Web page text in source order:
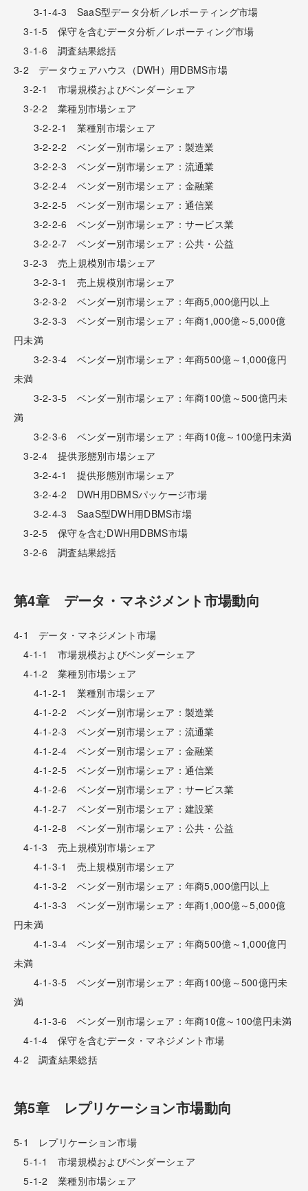
3-1-4-3 SaaS型データ分析／レポーティング市場
3-1-5 保守を含むデータ分析／レポーティング市場
3-1-6 調査結果総括
3-2 データウェアハウス（DWH）用DBMS市場
3-2-1 市場規模およびベンダーシェア
3-2-2 業種別市場シェア
3-2-2-1 業種別市場シェア
3-2-2-2 ベンダー別市場シェア：製造業
3-2-2-3 ベンダー別市場シェア：流通業
3-2-2-4 ベンダー別市場シェア：金融業
3-2-2-5 ベンダー別市場シェア：通信業
3-2-2-6 ベンダー別市場シェア：サービス業
3-2-2-7 ベンダー別市場シェア：公共・公益
3-2-3 売上規模別市場シェア
3-2-3-1 売上規模別市場シェア
3-2-3-2 ベンダー別市場シェア：年商5,000億円以上
3-2-3-3 ベンダー別市場シェア：年商1,000億～5,000億
円未満
3-2-3-4 ベンダー別市場シェア：年商500億～1,000億円
未満
3-2-3-5 ベンダー別市場シェア：年商100億～500億円未
満
3-2-3-6 ベンダー別市場シェア：年商10億～100億円未満
3-2-4 提供形態別市場シェア
3-2-4-1 提供形態別市場シェア
3-2-4-2 DWH用DBMSパッケージ市場
3-2-4-3 SaaS型DWH用DBMS市場
3-2-5 保守を含むDWH用DBMS市場
3-2-6 調査結果総括
第4章 データ・マネジメント市場動向
4-1 データ・マネジメント市場
4-1-1 市場規模およびベンダーシェア
4-1-2 業種別市場シェア
4-1-2-1 業種別市場シェア
4-1-2-2 ベンダー別市場シェア：製造業
4-1-2-3 ベンダー別市場シェア：流通業
4-1-2-4 ベンダー別市場シェア：金融業
4-1-2-5 ベンダー別市場シェア：通信業
4-1-2-6 ベンダー別市場シェア：サービス業
4-1-2-7 ベンダー別市場シェア：建設業
4-1-2-8 ベンダー別市場シェア：公共・公益
4-1-3 売上規模別市場シェア
4-1-3-1 売上規模別市場シェア
4-1-3-2 ベンダー別市場シェア：年商5,000億円以上
4-1-3-3 ベンダー別市場シェア：年商1,000億～5,000億
円未満
4-1-3-4 ベンダー別市場シェア：年商500億～1,000億円
未満
4-1-3-5 ベンダー別市場シェア：年商100億～500億円未
満
4-1-3-6 ベンダー別市場シェア：年商10億～100億円未満
4-1-4 保守を含むデータ・マネジメント市場
4-2 調査結果総括
第5章 レプリケーション市場動向
5-1 レプリケーション市場
5-1-1 市場規模およびベンダーシェア
5-1-2 業種別市場シェア